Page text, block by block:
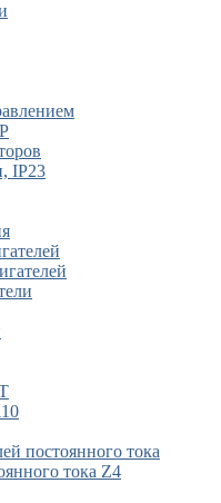
IP23
постоянного тока
тока Z4